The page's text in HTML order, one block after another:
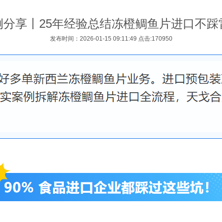
分享丨25年经验总结冻橙鲷鱼片进口不踩
发布时间：2026-01-15 09:11:49 点击:170950